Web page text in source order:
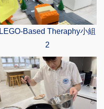
LEGO-Based Theraphy小組
2